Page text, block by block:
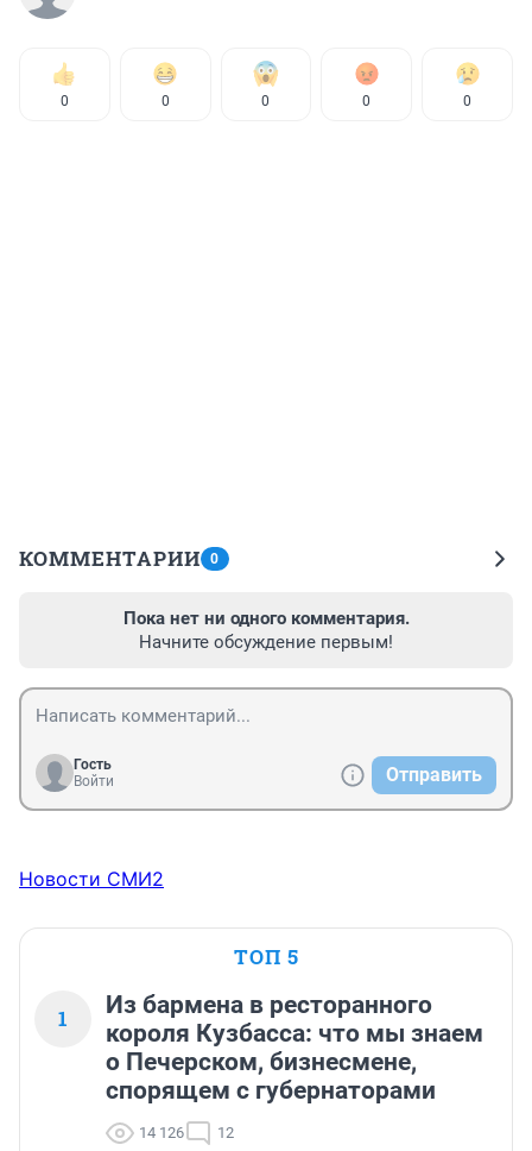
0 0 0 0 0
КОММЕНТАРИИ 0
Пока нет ни одного комментария.
Начните обсуждение первым!
Гость
Войти
Отправить
Новости СМИ2
ТОП 5
1
Из бармена в ресторанного
короля Кузбасса: что мы знаем
о Печерском, бизнесмене,
спорящем с губернаторами
14 126 12